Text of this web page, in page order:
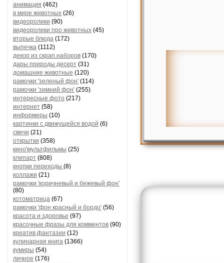
анимация (462)
в мире животных (26)
видеоролики (90)
видеоролики про животных (45)
вторые блюда (172)
выпечка (1112)
декор из скрап.наборов (170)
дары природы десерт (31)
домашние животные (120)
рамочки 'зеленый фон' (114)
рамочки 'зимний фон' (255)
интересные фото (217)
интернет (58)
информеры (10)
картинки с движущейся водой (6)
свечи (21)
открытки (358)
кино'мультфильмы (25)
клипарт (808)
кнопки переходы (8)
коллажи (21)
рамочки 'коричневый и бежевый фон'
(80)
котоматрица (67)
рамочки 'фон красный и бордо' (56)
красота и здоровье (97)
красочные фразы для комментов (90)
креатив,фантазии (12)
кулинарная книга (1366)
кумиры (54)
личное (176)